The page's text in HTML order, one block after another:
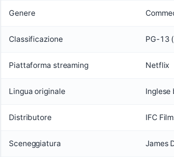
Genere
Classificazione PG-13
Piattaforma streaming Netflix
Lingua originale Inglese
Distributore IFC
Sceneggiatura James